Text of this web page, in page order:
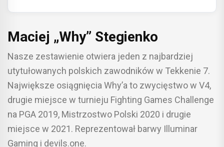
Maciej „Why” Stegienko
Nasze zestawienie otwiera jeden z najbardziej
utytułowanych polskich zawodników w Tekkenie 7.
Największe osiągnięcia Why’a to zwycięstwo w V4,
drugie miejsce w turnieju Fighting Games Challenge
na PGA 2019, Mistrzostwo Polski 2020 i drugie
miejsce w 2021. Reprezentował barwy Illuminar
Gaming i devils.one.